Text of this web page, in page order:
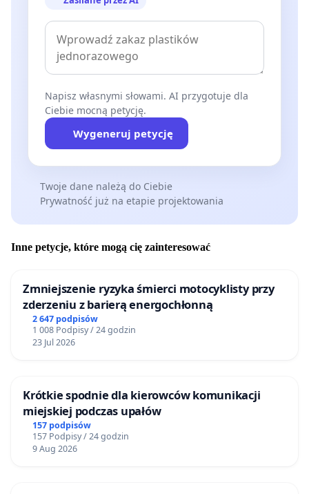
Napisz własnymi słowami. AI przygotuje dla
Ciebie mocną petycję.
Wygeneruj petycję
Twoje dane należą do Ciebie
Prywatność już na etapie projektowania
Inne petycje, które mogą cię zainteresować
Zmniejszenie ryzyka śmierci motocyklisty przy
zderzeniu z barierą energochłonną
2 647 podpisów
1 008 Podpisy / 24 godzin
23 Jul 2026
Krótkie spodnie dla kierowców komunikacji
miejskiej podczas upałów
157 podpisów
157 Podpisy / 24 godzin
9 Aug 2026